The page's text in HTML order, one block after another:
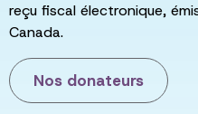
reçu fiscal électronique,
Canada.
Nos donateurs